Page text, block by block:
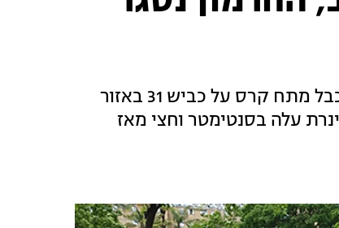
ברד, גשמים ורוחות עזות נרשמו הבוקר ברחבי הארץ. כבל מתח קרס על כביש 31 באזור
עלה בסנטימטר וחצי מאז